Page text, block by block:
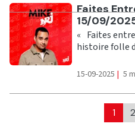
Ecouter
Faites
15/09/
« Faites
histoire folle
15-09-2025 | 5
1 2